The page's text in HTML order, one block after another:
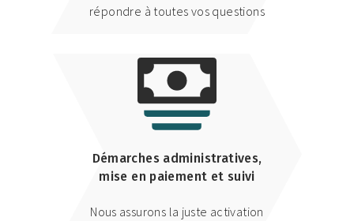
répondre à toutes vos questions
Démarches administratives,
mise en paiement et suivi
Nous assurons la juste activation